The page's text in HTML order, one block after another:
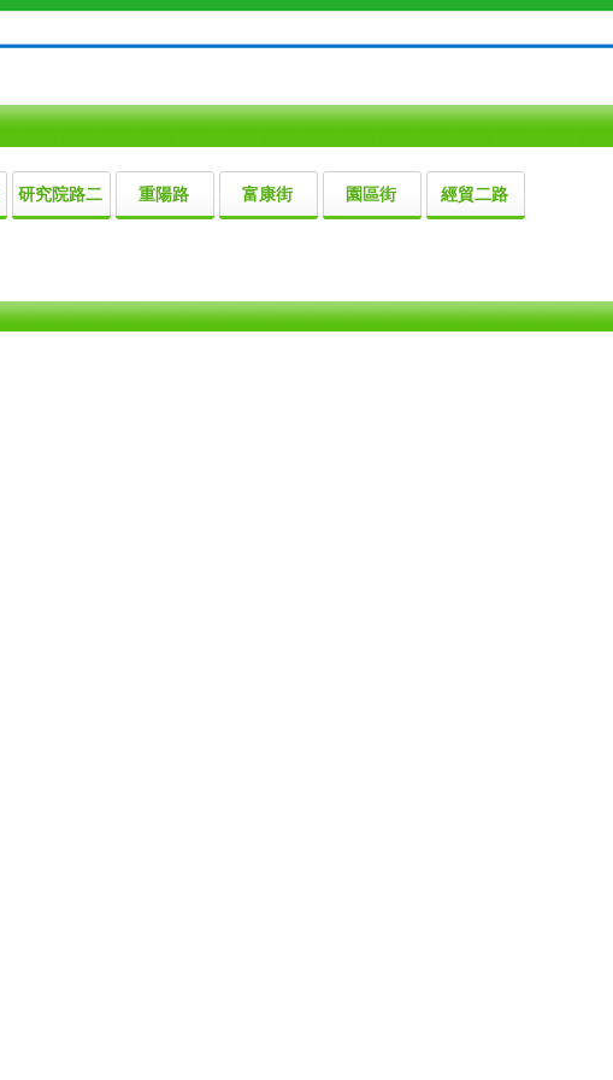
研究院路二 重陽路 富康街 園區街 經貿二路